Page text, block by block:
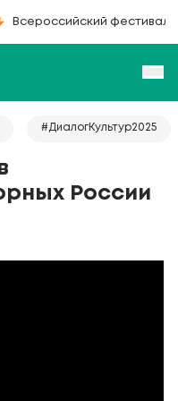
Всероссийский фестиваль
#ДиалогКультур2025
России